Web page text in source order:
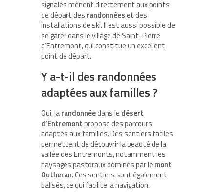
signalés mènent directement aux points
de départ des randonnéeset des
installations de ski. Il est aussi possible de
se garer dans le village de Saint-Pierre
d’Entremont, qui constitue un excellent
point de départ.
Y a-t-il des randonnées
adaptées aux familles ?
Oui, larandonnéedans le désert
d’Entremontpropose des parcours
adaptés aux familles. Des sentiers faciles
permettent de découvrir la beauté de la
vallée des Entremonts, notamment les
paysages pastoraux dominés par le mont
Outheran. Ces sentiers sont également
balisés, ce qui facilite la navigation.